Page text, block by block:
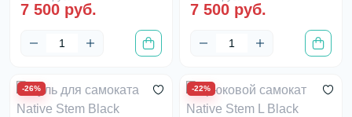
7 500 руб. 7 500 руб.
-26% -22%